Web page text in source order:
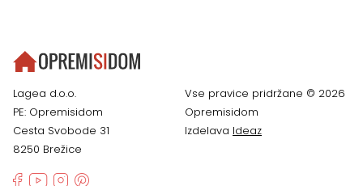
Lagea d.o.o.
PE: Opremisidom
Cesta Svobode 31
8250 Brežice
Vse pravice pridržane © 2026
Opremisidom
Izdelava Ideaz